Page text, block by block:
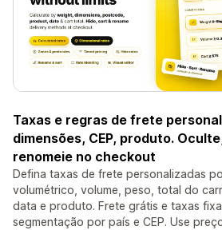
Taxas e regras de frete
dimensões, CEP, produto.
renomeie no checkout
Defina taxas de frete personalizadas
volumétrico, volume, peso, total do
data e produto. Frete grátis e taxas
segmentação por país e CEP. Use